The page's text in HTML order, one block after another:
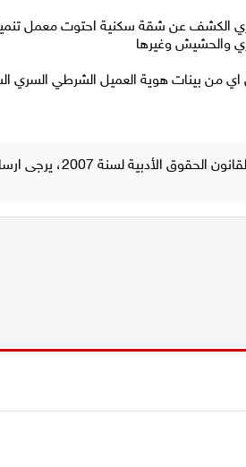
الكشف عن شقة سكنية احتوت معمل تنمية
والحشيش وغيرها
من بينات هوية العميل الشرطي السري